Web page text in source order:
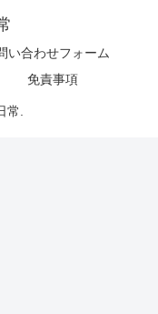
い合わせフォーム
免責事項
常.